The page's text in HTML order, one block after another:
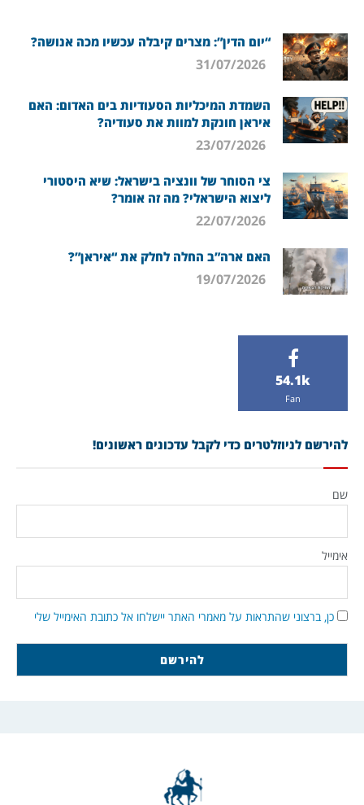
“יום הדין”: מצרים קיבלה עכשיו מכה אנושה?
השמדת המיכליות הסעודיות בים האדום: האם
איראן חונקת למוות את סעודיה?
צי הסוחר של וונציה בישראל: שיא היסטורי
ליצוא הישראלי? מה זה אומר?
האם ארה”ב החלה לחלק את “איראן”?
54.1k
Fan
להירשם לניוזלטרים כדי לקבל עדכונים ראשונים!
שם
אימייל
כן, ברצוני שהתראות על מאמרי האתר יישלחו אל כתובת האימייל שלי